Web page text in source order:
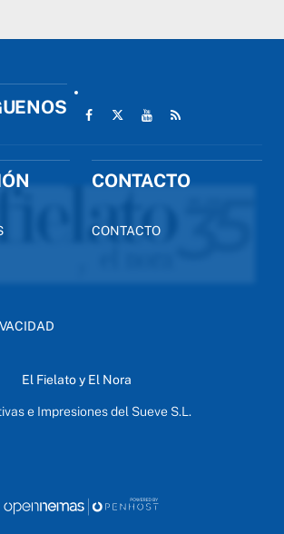
CONTACTO
CONTACTO
El Fielato y El Nora
e Impresiones del Sueve S.L.